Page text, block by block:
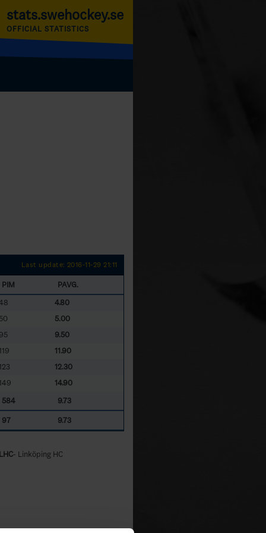
stats.swehockey.se
OFFICIAL STATISTICS
Last update: 2016-11-29 21:11
PIM
PAVG.
4.80
5.00
9.50
11.90
12.30
14.90
584
9.73
97 9.73
- Linköping HC